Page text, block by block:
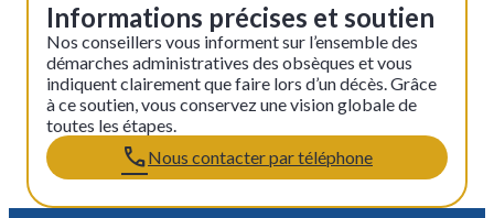
Informations précises et soutien
Nos conseillers vous informent sur l’ensemble des
démarches administratives des obsèques et vous
indiquent clairement que faire lors d’un décès. Grâce
à ce soutien, vous conservez une vision globale de
toutes les étapes.
Nous contacter par téléphone